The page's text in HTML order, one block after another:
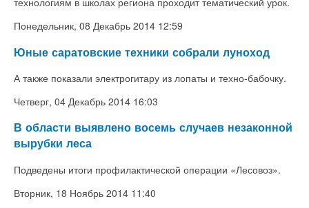
Понедельник, 08 Декабрь 2014 12:59
Юные саратовские техники собрали луноход
А также показали электрогитару из лопаты и техно-бабочку.
Четверг, 04 Декабрь 2014 16:03
В области выявлено восемь случаев незаконной
вырубки леса
Подведены итоги профилактической операции «Лесовоз».
Вторник, 18 Ноябрь 2014 11:40